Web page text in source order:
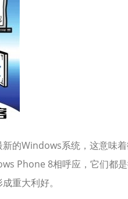
新的Windows系统，这意味
Phone 8相呼应，它们都
重大利好。